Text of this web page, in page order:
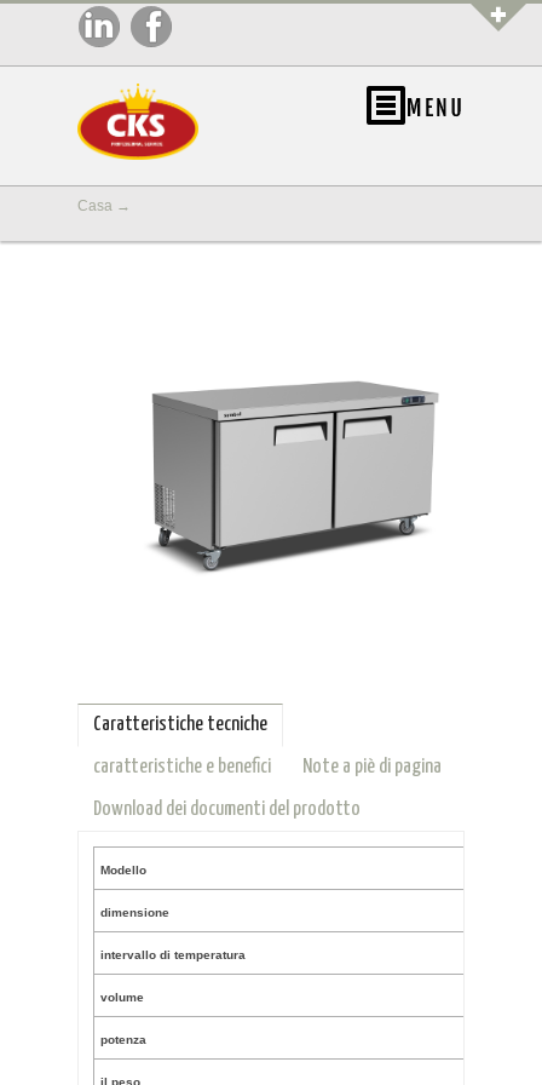
Casa →
Caratteristiche tecniche
caratteristiche e benefici Note a piè di pagina
Download dei documenti del prodotto
Modello
dimensione
intervallo di temperatura
volume
potenza
il peso